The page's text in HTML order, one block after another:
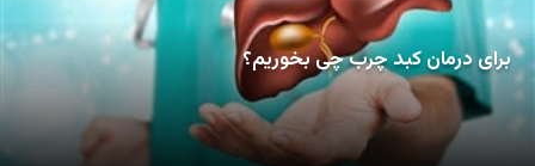
برای درمان کبد چرب چی بخوریم؟